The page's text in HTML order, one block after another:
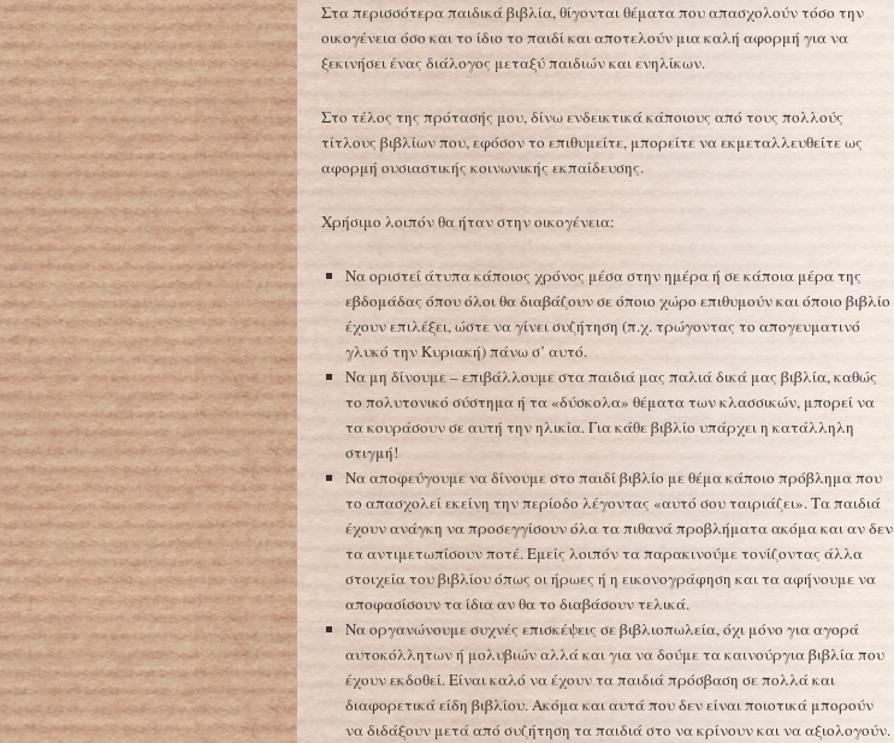
Στα περισσότερα παιδικά βιβλία, θίγονται θέματα που απασχολούν τόσο την
οικογένεια όσο και το ίδιο το παιδί και αποτελούν μια καλή αφορμή για να
ξεκινήσει ένας διάλογος μεταξύ παιδιών και ενηλίκων.
Στο τέλος της πρότασής μου, δίνω ενδεικτικά κάποιους από τους πολλούς
τίτλους βιβλίων που, εφόσον το επιθυμείτε, μπορείτε να εκμεταλλευθείτε ως
αφορμή ουσιαστικής κοινωνικής εκπαίδευσης.
Χρήσιμο λοιπόν θα ήταν στην οικογένεια:
Να οριστεί άτυπα κάποιος χρόνος μέσα στην ημέρα ή σε κάποια μέρα της
εβδομάδας όπου όλοι θα διαβάζουν σε όποιο χώρο επιθυμούν και όποιο βιβλίο
έχουν επιλέξει, ώστε να γίνει συζήτηση (π.χ. τρώγοντας το απογευματινό
γλυκό την Κυριακή) πάνω σ’ αυτό.
Να μη δίνουμε – επιβάλλουμε στα παιδιά μας παλιά δικά μας βιβλία, καθώς
το πολυτονικό σύστημα ή τα «δύσκολα» θέματα των κλασσικών, μπορεί να
τα κουράσουν σε αυτή την ηλικία. Για κάθε βιβλίο υπάρχει η κατάλληλη
στιγμή!
Να αποφεύγουμε να δίνουμε στο παιδί βιβλίο με θέμα κάποιο πρόβλημα που
το απασχολεί εκείνη την περίοδο λέγοντας «αυτό σου ταιριάζει». Τα παιδιά
έχουν ανάγκη να προσεγγίσουν όλα τα πιθανά προβλήματα ακόμα και αν δεν
τα αντιμετωπίσουν ποτέ. Εμείς λοιπόν τα παρακινούμε τονίζοντας άλλα
στοιχεία του βιβλίου όπως οι ήρωες ή η εικονογράφηση και τα αφήνουμε να
αποφασίσουν τα ίδια αν θα το διαβάσουν τελικά.
Να οργανώνουμε συχνές επισκέψεις σε βιβλιοπωλεία, όχι μόνο για αγορά
αυτοκόλλητων ή μολυβιών αλλά και για να δούμε τα καινούργια βιβλία που
έχουν εκδοθεί. Είναι καλό να έχουν τα παιδιά πρόσβαση σε πολλά και
διαφορετικά είδη βιβλίου. Ακόμα και αυτά που δεν είναι ποιοτικά μπορούν
να διδάξουν μετά από συζήτηση τα παιδιά στο να κρίνουν και να αξιολογούν.